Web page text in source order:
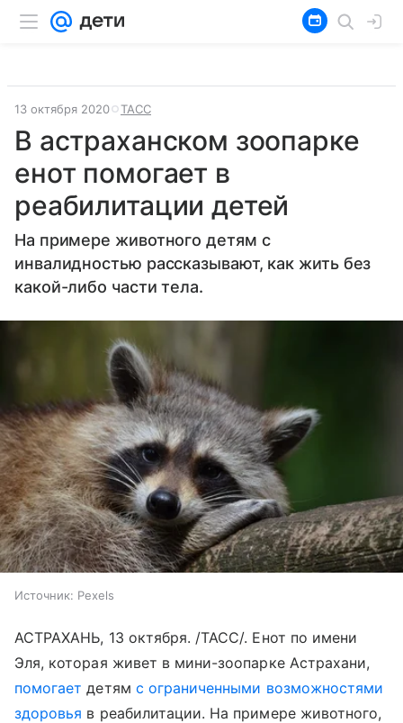
13 октября 2020 ТАСС
В астраханском зоопарке
енот помогает в
реабилитации детей
На примере животного детям с
инвалидностью рассказывают, как жить без
какой-либо части тела.
Источник: Pexels
АСТРАХАНЬ, 13 октября. /ТАСС/. Енот по имени
Эля, которая живет в мини-зоопарке Астрахани,
помогает детям с ограниченными возможностями
здоровья в реабилитации. На примере животного,